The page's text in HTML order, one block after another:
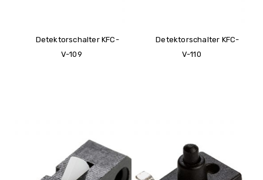
Detektorschalter KFC-
V-109
Detektorschalter KFC-
V-110